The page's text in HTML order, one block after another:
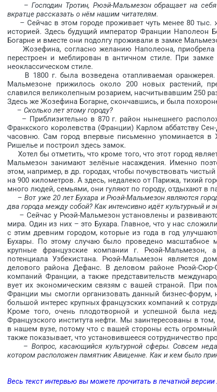
– Господин Тротин, Рюэй-Мальмезон обращает на
вкратце рассказать о нём нашим читателям.
– Сейчас в этом городе проживает чуть менее 80 тыс.
историей. Здесь будущий император Франции Наполеон
Богарне и вместе они подолгу проживали в замке
Жозефина, согласно желанию Наполеона, приобрела
перестроен и меблирован в античном стиле. При
неоклассическом стиле.
В 1800 г. была возведена отапливаемая оранжерея.
Мальмезоне прижилось около 200 новых растений,
славился великолепным розарием, насчитывавшим 250
Здесь же Жозефина Богарне, скон­чавшись, и была
– Сколько лет этому городу?
– Приблизительно в 870 г. район нынешнего
Франкского королевства (Франции) Карлом аббатству
часовню. Сам город впервые письменно упоминается в
Ришелье и построил здесь замок.
Хотел бы отметить, что кроме того, что этот город
Мальмезон занимают зелёные насаждения. Именно
этом, например, в др. городах, чтобы почувствовать
на 900 километров. А здесь, недалеко от Парижа, тихий
много людей, семьями, они гуляют по городу, отдыхают в
– Вот уже 20 лет Бухара и Рюэй-Мальмезон являются
два города между собой? Как интенсивно идёт культурный и
– Сейчас у Рюэй-Мальмезон установлены и
мира. Один из них – это Бухара. Главное, что у нас
с этим древним городом, которые из года в год
Бухары. По этому случаю было проведено масштабное
крупные французские компании г. Рюэй-Маль­мезон,
потенциала Узбекистана. Рюэй-Мальмезон является
делового района Дефанс. В деловом районе Рюэй-Сюр-
компаний Франции, а также представительств
вует их экономическим связям с вашей страной. При
Франции мы смогли организовать данный бизнес-форум,
большой интерес крупных французских компаний к
Кроме того, очень плодотворной и успешной была
Французского инс­титута нефти. Мы заинтересованы в
в нашем ­вузе, потому что с вашей стороны есть
также показывает, что установившееся сотрудничество
– Вопрос, касающийся культурной сферы. Совсем
котором расположен памятник Авиценне. Как и кем было
Весь текст интервью вы можете прочитать в печатной